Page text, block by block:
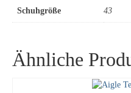
Schuhgröße 43
Ähnliche